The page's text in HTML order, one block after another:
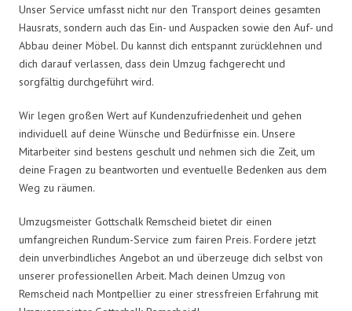
Unser Service umfasst nicht nur den Transport deines gesamten
Hausrats, sondern auch das Ein- und Auspacken sowie den Auf- und
Abbau deiner Möbel. Du kannst dich entspannt zurücklehnen und
dich darauf verlassen, dass dein Umzug fachgerecht und
sorgfältig durchgeführt wird.
Wir legen großen Wert auf Kundenzufriedenheit und gehen
individuell auf deine Wünsche und Bedürfnisse ein. Unsere
Mitarbeiter sind bestens geschult und nehmen sich die Zeit, um
deine Fragen zu beantworten und eventuelle Bedenken aus dem
Weg zu räumen.
Umzugsmeister Gottschalk Remscheid bietet dir einen
umfangreichen Rundum-Service zum fairen Preis. Fordere jetzt
dein unverbindliches Angebot an und überzeuge dich selbst von
unserer professionellen Arbeit. Mach deinen Umzug von
Remscheid nach Montpellier zu einer stressfreien Erfahrung mit